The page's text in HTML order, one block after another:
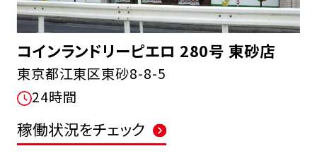
コインランドリーピエロ 280号 東砂店
東京都江東区東砂8-8-5
24時間
稼働状況をチェック